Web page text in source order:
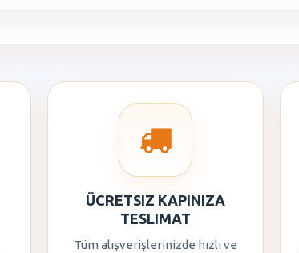
ÜCRETSIZ KAPINIZA
TESLIMAT
Tüm alışverişlerinizde hızlı ve